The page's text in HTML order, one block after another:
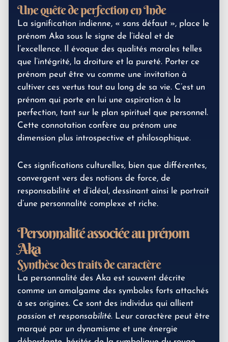
Une quête de perfection en Inde
La signification indienne, « sans défaut », place le
prénom Aka sous le signe de l’idéal et de
l’excellence. Il évoque des qualités morales telles
que l’intégrité, la droiture et la pureté. Porter ce
prénom peut être vu comme une invitation à
cultiver ces vertus tout au long de sa vie. C’est un
prénom qui porte en lui une aspiration à la
perfection, tant sur le plan spirituel que personnel.
Cette connotation confère au prénom une
dimension plus introspective et philosophique.
Ces significations culturelles, bien que différentes,
convergent vers des notions de force, de
responsabilité et d’idéal, dessinant ainsi le portrait
d’une personnalité complexe et riche.
Personnalité associée au prénom
Aka
Synthèse des traits de caractère
La personnalité des Aka est souvent décrite
comme un amalgame des symboles forts attachés
à ses origines. Ce sont des individus qui allient
passion et responsabilité. Leur caractère peut être
marqué par un dynamisme et une énergie